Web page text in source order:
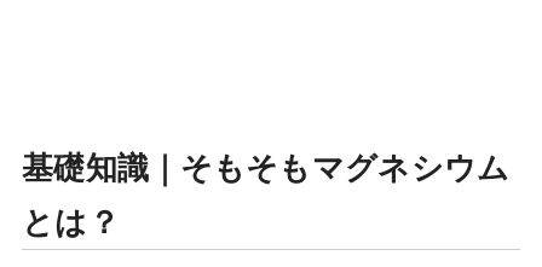
基礎知識｜そもそもマグネシウム
とは？